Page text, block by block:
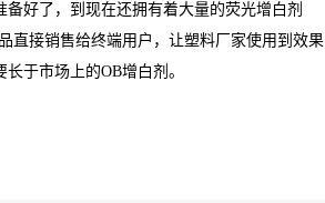
好了，到现在还拥有着大量的荧光增白剂
直接销售给终端用户，让塑料厂家使用到效果
于市场上的OB增白剂。